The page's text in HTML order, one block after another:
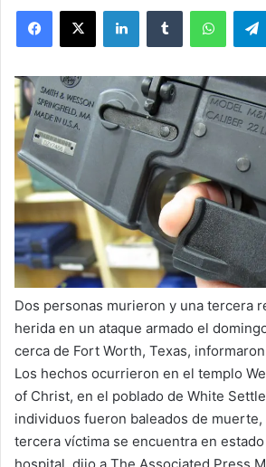
d
e
a
i
l
Dos personas murieron y una tercera
herida en un ataque armado el
cerca de Fort Worth, Texas,
Los hechos ocurrieron en el templo
of Christ, en el poblado de White
individuos fueron baleados de
tercera víctima se encuentra en